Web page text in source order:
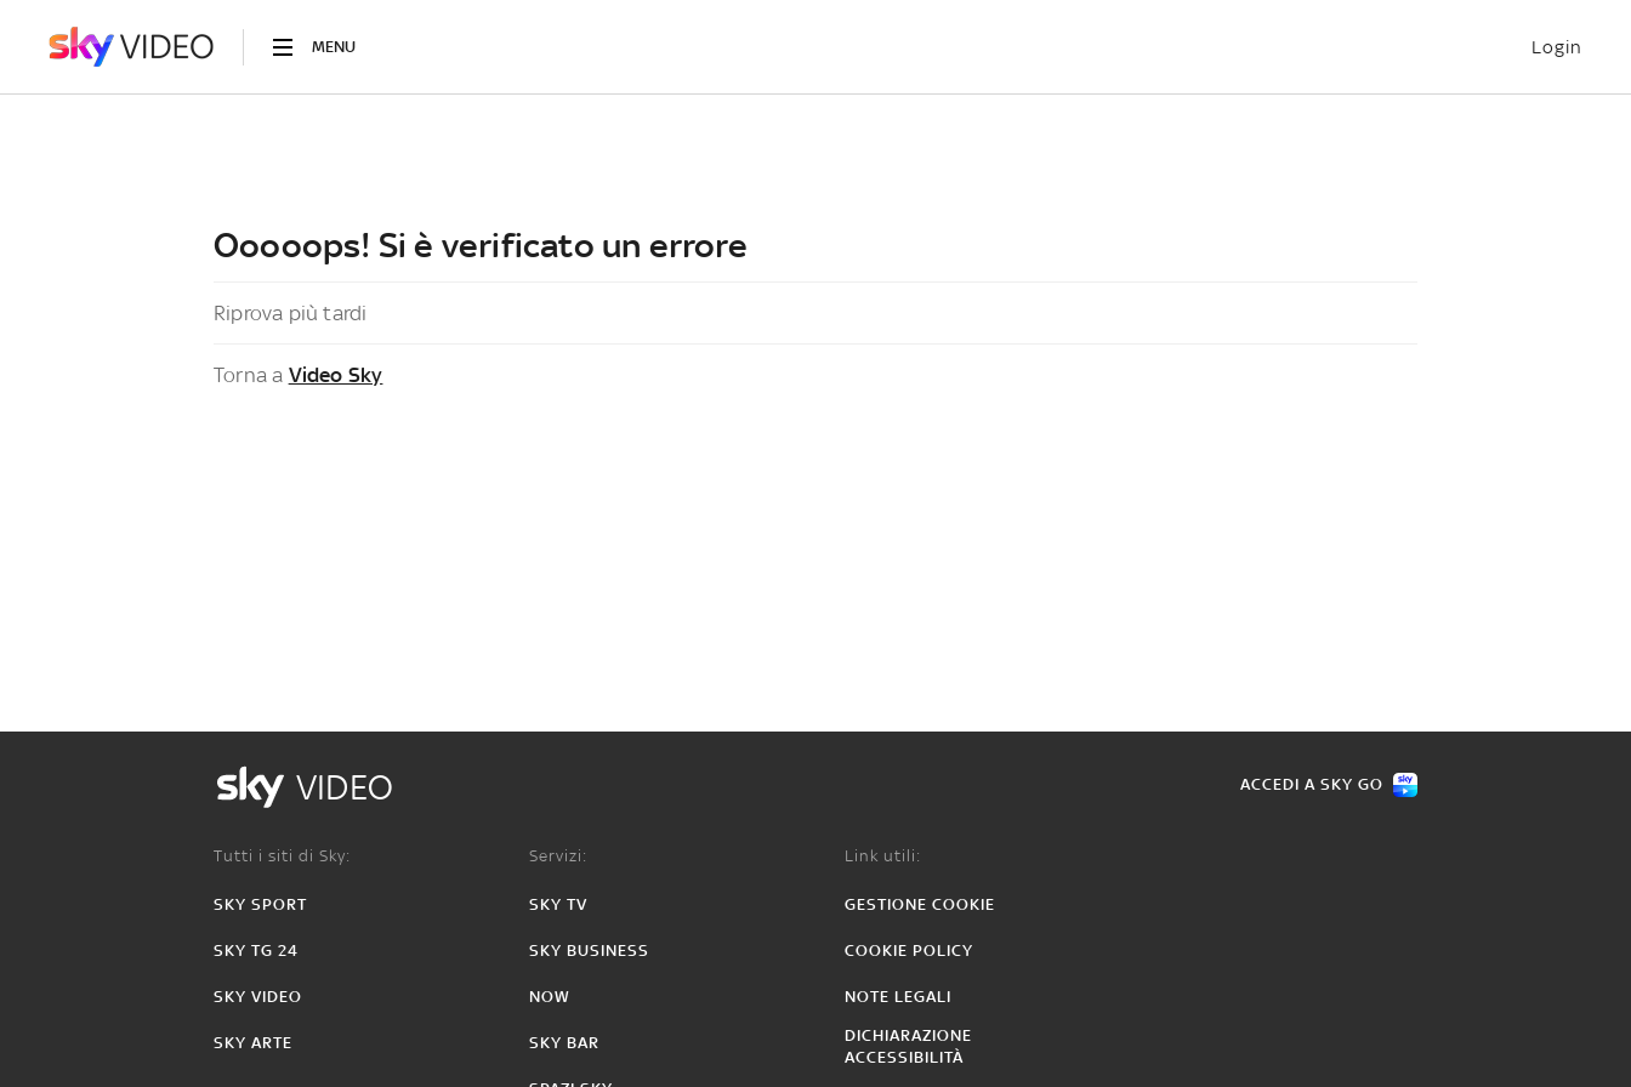
MENU Login
Ooooops! Si è verificato un errore
Riprova più tardi
Torna a Video Sky
VIDEO ACCEDI A SKY GO
Tutti i siti di Sky:
SKY SPORT
SKY TG 24
SKY VIDEO
SKY ARTE
Servizi:
SKY TV
SKY BUSINESS
NOW
SKY BAR
Link utili:
GESTIONE COOKIE
COOKIE POLICY
NOTE LEGALI
DICHIARAZIONE
ACCESSIBILITÀ